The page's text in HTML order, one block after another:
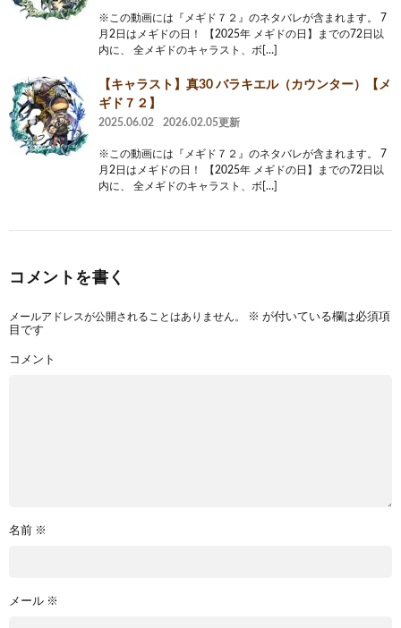
※この動画には『メギド７２』のネタバレが含まれます。 7
月2日はメギドの日！ 【2025年 メギドの日】までの72日以
内に、 全メギドのキャラスト、ボ[…]
【キャラスト】真30 バラキエル（カウンター）【メ
ギド７２】
2025.06.02 2026.02.05更新
※この動画には『メギド７２』のネタバレが含まれます。 7
月2日はメギドの日！ 【2025年 メギドの日】までの72日以
内に、 全メギドのキャラスト、ボ[…]
コメントを書く
メールアドレスが公開されることはありません。 ※ が付いている欄は必須項
目です
コメント
名前 ※
メール ※